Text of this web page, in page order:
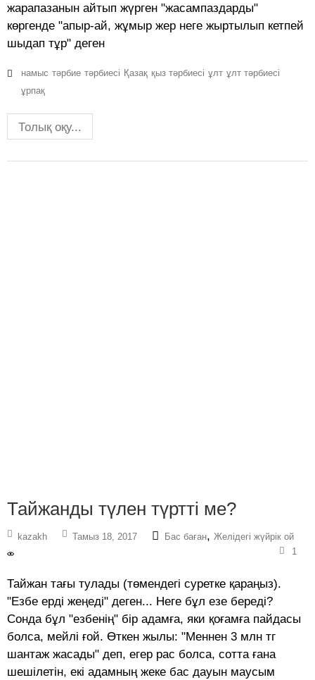
жарапазанын айтып жүрген "жасампаздарды"
көргенде "апыр-ай, жұмыр жер неге жыртылып кетпей
шыдап тұр" деген
намыс тәрбие тәрбиесі Қазақ қыз тәрбиесі ұлт ұлт тәрбиесі
ұрпақ
Толық оқу...
Тайжанды түлен түртті ме?
kazakh Тамыз 18, 2017 Бас баған, Желідегі жүйрік ой
1
Тайжан тағы тулады (төмендегі суретке қараңыз).
"Езбе ерді жеңеді" деген... Неге бұл езе береді?
Сонда бұл "езбенің" бір адамға, яки қоғамға пайдасы
болса, мейлі ғой. Өткен жылы: "Меннен 3 млн тг
шантаж жасады" деп, егер рас болса, сотта ғана
шешілетін, екі адамның жеке бас дауын маусым